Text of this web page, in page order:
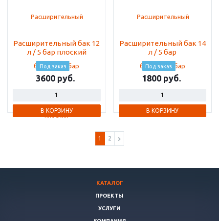
Расширительный бак 12
л / 5 бар плоский
Под заказ
3600
В КОРЗИНУ
Расширительный бак 14
л / 5 бар
Под заказ
1800
В КОРЗИНУ
1 2
КАТАЛОГ
ПРОЕКТЫ
УСЛУГИ